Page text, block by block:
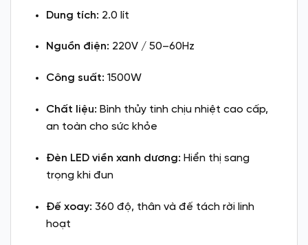
Dung tích: 2.0 lít
Nguồn điện: 220V / 50–60Hz
Công suất: 1500W
Chất liệu: Bình thủy tinh chịu nhiệt cao cấp,
an toàn cho sức khỏe
Đèn LED viền xanh dương: Hiển thị sang
trọng khi đun
Đế xoay: 360 độ, thân và đế tách rời linh
hoạt